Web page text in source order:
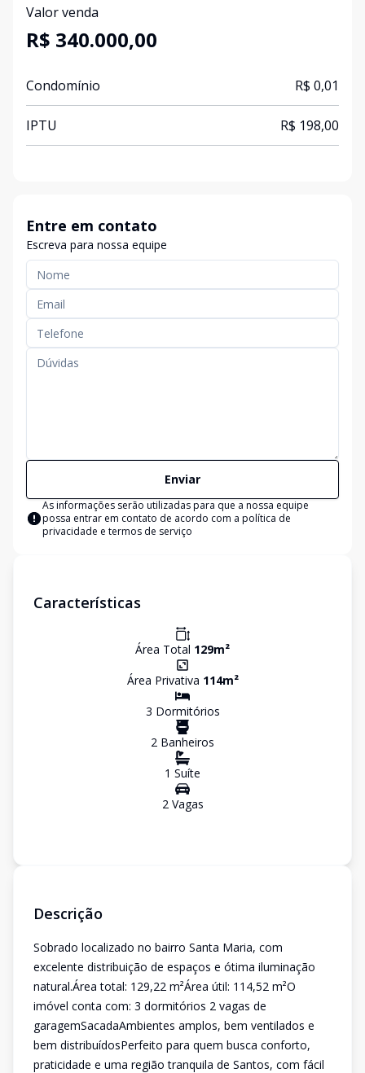
Valor venda
R$ 340.000,00
Condomínio R$ 0,01
IPTU R$ 198,00
Entre em contato
Escreva para nossa equipe
Enviar
As informações serão utilizadas para que a nossa equipe
possa entrar em contato de acordo com a política de
privacidade e termos de serviço
Características
Área Total 129m²
Área Privativa 114m²
3 Dormitórios
2 Banheiros
1 Suíte
2Vagas
Descrição
Sobrado localizado no bairro Santa Maria, com
excelente distribuição de espaços e ótima iluminação
natural.Área total: 129,22 m²Área útil: 114,52 m²O
imóvel conta com: 3 dormitórios 2 vagas de
garagemSacadaAmbientes amplos, bem ventilados e
bem distribuídosPerfeito para quem busca conforto,
praticidade e uma região tranquila de Santos, com fácil